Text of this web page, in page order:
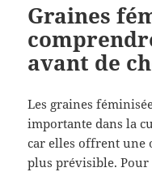
Graines
avant de
Les graines
importante dans la
car elles offrent une
plus prévisible.